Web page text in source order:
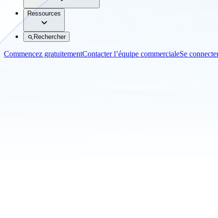
Ressources
Rechercher
Commencez gratuitementContacter l’équipe commercialeSe